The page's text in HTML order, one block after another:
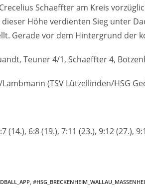
Schaeffter am Kreis
Höhe verdienten Sieg unter
Gerade vor dem Hintergrund der
Teuner 4/1, Schaeffter 4,
(TSV Lützellinden/HSG
(14.), 6:8 (19.), 7:11 (23.), 9:12 (27.),
,